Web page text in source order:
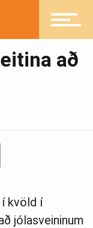
að
í kvöld í
jólasveininum